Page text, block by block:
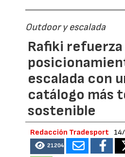
Outdoor y escalada
Rafiki refuerza
escalada con
catálogo más
sostenible
Redacción Tradesport
21204